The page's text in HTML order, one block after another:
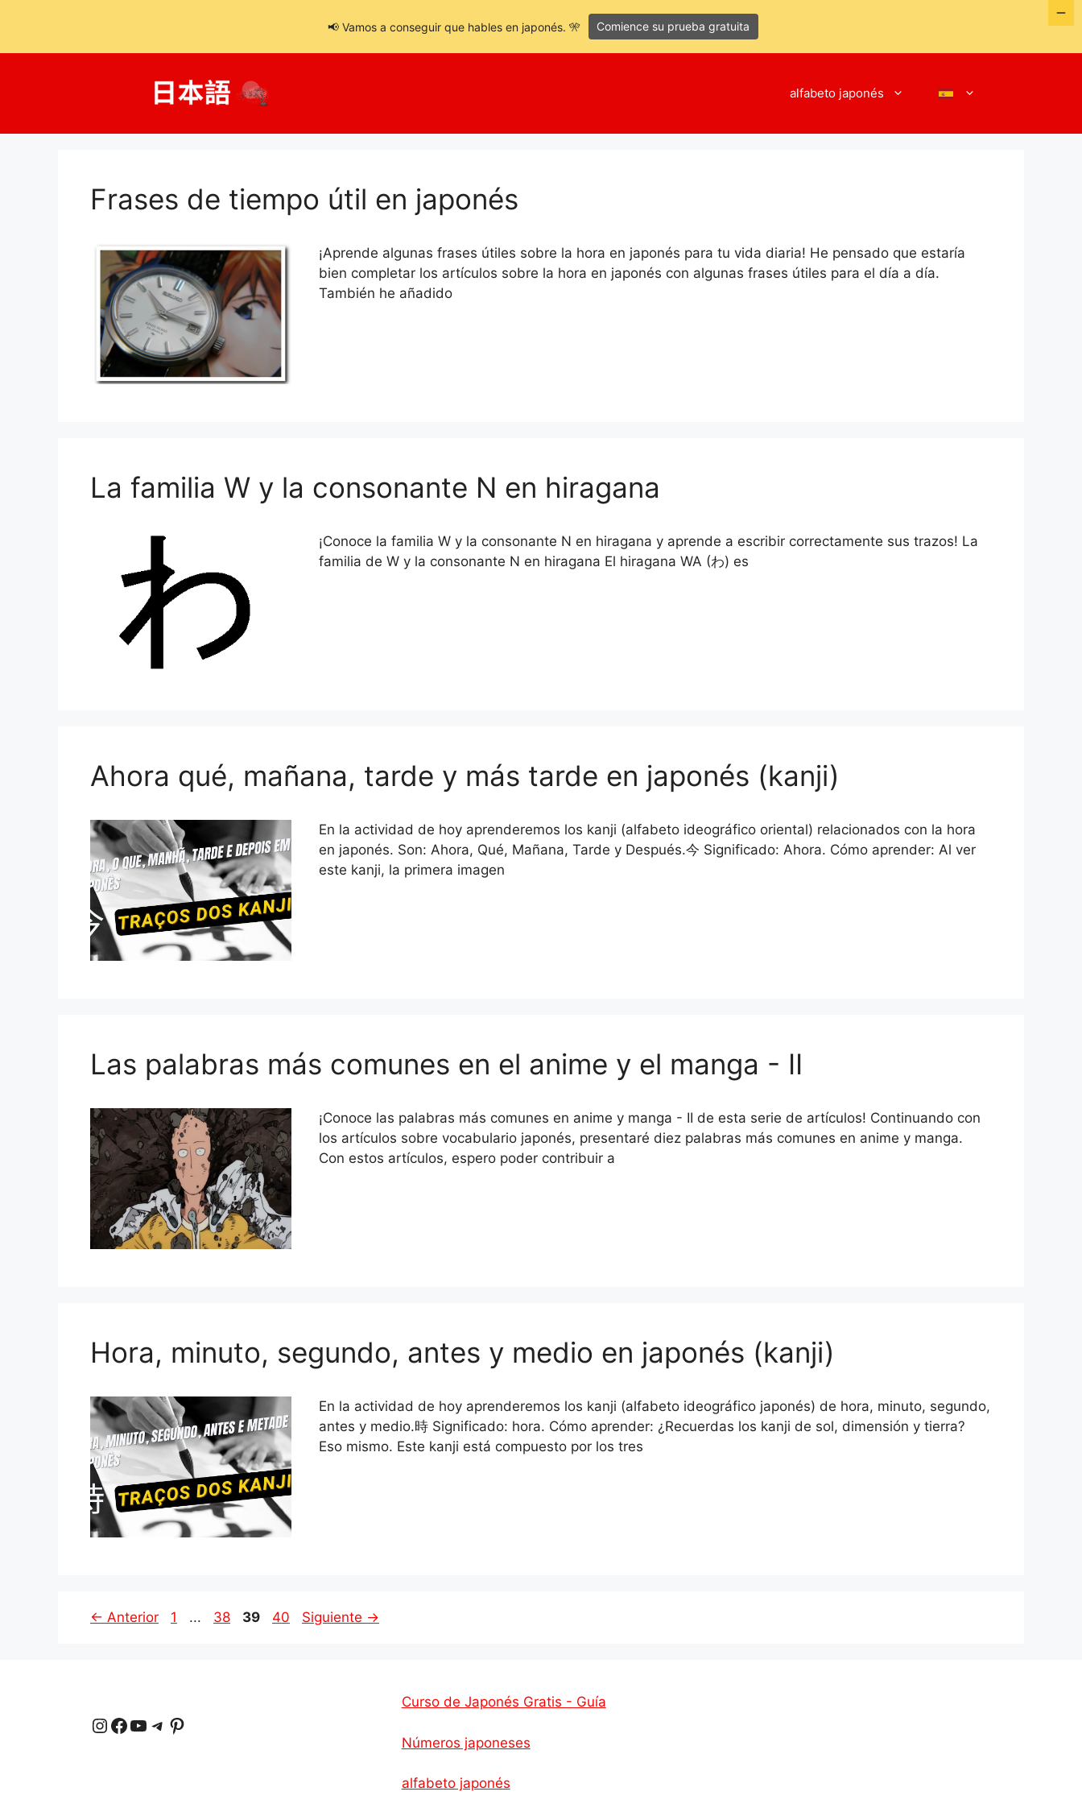
alfabeto japonés
Frases de tiempo útil en japonés
¡Aprende algunas frases útiles sobre la hora en japonés para tu vida diaria! He pensado que estaría
bien completar los artículos sobre la hora en japonés con algunas frases útiles para el día a día.
También he añadido
La familia W y la consonante N en hiragana
¡Conoce la familia W y la consonante N en hiragana y aprende a escribir correctamente sus trazos! La
familia de W y la consonante N en hiragana El hiragana WA (わ) es
Ahora qué, mañana, tarde y más tarde en japonés (kanji)
En la actividad de hoy aprenderemos los kanji (alfabeto ideográfico oriental) relacionados con la hora
en japonés. Son: Ahora, Qué, Mañana, Tarde y Después.今 Significado: Ahora. Cómo aprender: Al ver
este kanji, la primera imagen
Las palabras más comunes en el anime y el manga - II
¡Conoce las palabras más comunes en anime y manga - II de esta serie de artículos! Continuando con
los artículos sobre vocabulario japonés, presentaré diez palabras más comunes en anime y manga.
Con estos artículos, espero poder contribuir a
Hora, minuto, segundo, antes y medio en japonés (kanji)
En la actividad de hoy aprenderemos los kanji (alfabeto ideográfico japonés) de hora, minuto, segundo,
antes y medio.時 Significado: hora. Cómo aprender: ¿Recuerdas los kanji de sol, dimensión y tierra?
Eso mismo. Este kanji está compuesto por los tres
← Anterior Página
1 ... Página
38 Página
39 Página
40 Siguiente →
Instagram Facebook YouTube Telegrama Pinterest
Curso de Japonés Gratis - Guía
Números japoneses
alfabeto japonés
📢 Vamos a conseguir que hables en japonés. 🎌 Comience su prueba gratuita